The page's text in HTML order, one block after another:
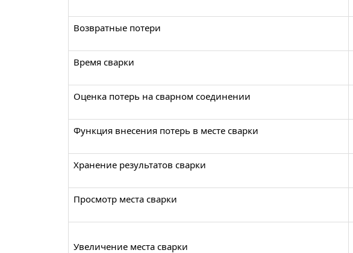
Возвратные потери
Время сварки
Оценка потерь на сварном соединении
Функция внесения потерь в месте сварки
Хранение результатов сварки
Просмотр места сварки
Увеличение места сварки